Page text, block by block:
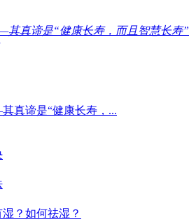
真谛是“健康长寿，而且智慧长寿”
真谛是“健康长寿，...
？如何祛湿？